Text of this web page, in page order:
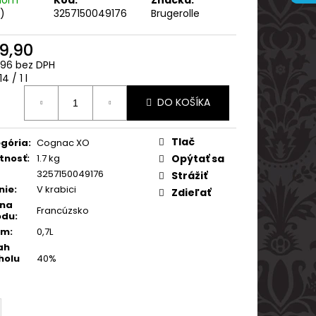
3257150049176
Brugerolle
bez DPH
/ 1 l
DO KOŠÍKA
: Cognac XO
: 1.7 kg
3257150049176
:
V krabici
:
Francúzsko
:
0,7L
40%
Tlač
Opýtať sa
Strážiť
Zdieľať
0.70L 40%